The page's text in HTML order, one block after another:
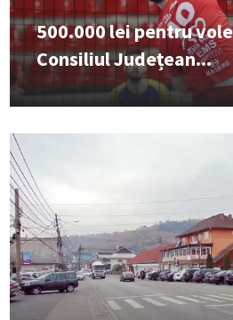
500.000 lei pentru
Consiliul Județean...